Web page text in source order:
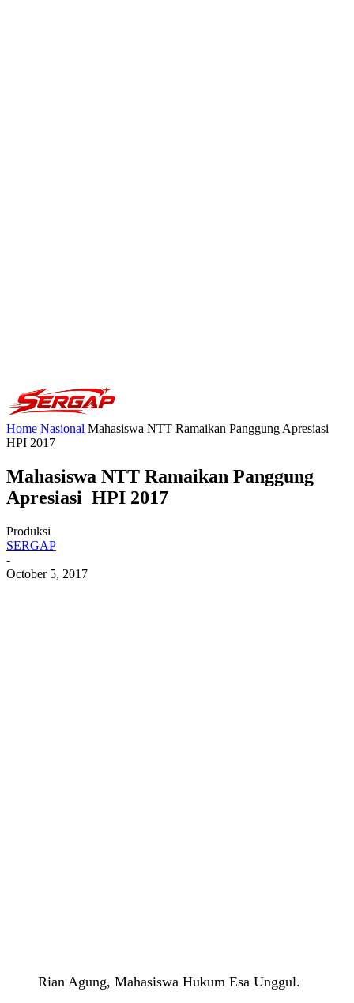
Home Nasional Mahasiswa NTT Ramaikan Panggung Apresiasi
HPI 2017
Mahasiswa NTT Ramaikan Panggung
Apresiasi HPI 2017
Produksi
SERGAP
-
October 5, 2017
Rian Agung, Mahasiswa Hukum Esa Unggul.